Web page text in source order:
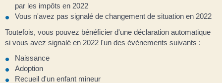
par les impôts en 2022
Vous n'avez pas signalé de changement de situation en 2022
Toutefois, vous pouvez bénéficier d'une déclaration automatique
si vous avez signalé en 2022 l'un des événements suivants :
Naissance
Adoption
Recueil d'un enfant mineur